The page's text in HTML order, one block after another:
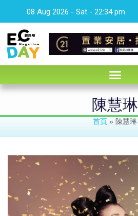
08 Aug 2026 - Sat - 22:34 pm
陳慧琳
首頁 » 陳慧琳